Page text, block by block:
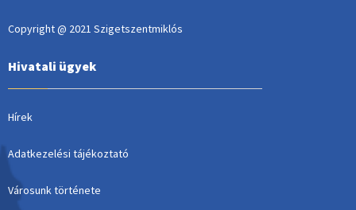
Copyright @ 2021 Szigetszentmiklós
Hivatali ügyek
Hírek
Adatkezelési tájékoztató
Városunk története